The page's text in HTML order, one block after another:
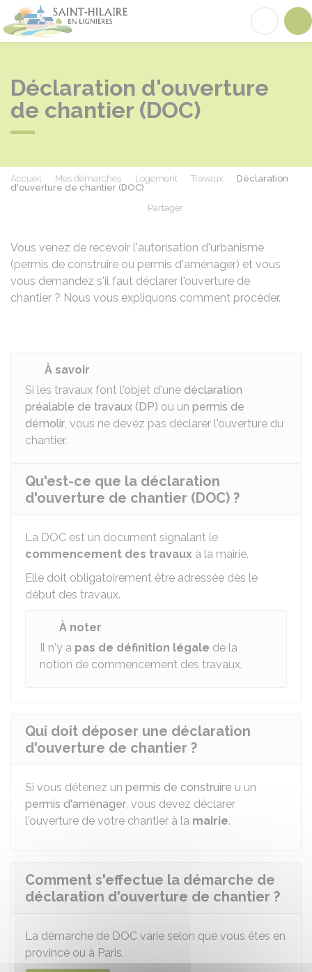
Saint-Hilaire-en-Lignières
Déclaration d'ouverture
de chantier (DOC)
Accueil Mes démarches Logement Travaux
Déclaration
d'ouverture de chantier (DOC)
Partager
Vous venez de recevoir l'autorisation d'urbanisme
(permis de construire ou permis d'aménager) et vous
vous demandez s'il faut déclarer l'ouverture de
chantier ? Nous vous expliquons comment procéder.
À savoir
Si les travaux font l'objet d'une déclaration
préalable de travaux (DP) ou un permis de
démolir, vous ne devez pas déclarer l'ouverture du
chantier.
Qu'est-ce que la déclaration
d'ouverture de chantier (DOC) ?
La DOC est un document signalant le
commencement des travaux à la mairie.
Elle doit obligatoirement être adressée dès le
début des travaux.
À noter
Il n'y a pas de définition légale de la
notion de commencement des travaux.
Qui doit déposer une déclaration
d'ouverture de chantier ?
Si vous détenez un permis de construire u un
permis d'aménager, vous devez déclarer
l'ouverture de votre chantier à la mairie.
Comment s'effectue la démarche de
déclaration d'ouverture de chantier ?
La démarche de DOC varie selon que vous êtes en
province ou à Paris.